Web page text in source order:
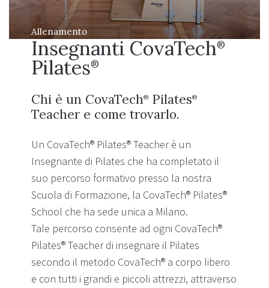
Allenamento
Insegnanti CovaTech®
Pilates®
Chi è un CovaTech® Pilates®
Teacher e come trovarlo.
Un CovaTech® Pilates® Teacher è un
Insegnante di Pilates che ha completato il
suo percorso formativo presso la nostra
Scuola di Formazione, la CovaTech® Pilates®
School che ha sede unica a Milano.
Tale percorso consente ad ogni CovaTech®
Pilates® Teacher di insegnare il Pilates
secondo il metodo CovaTech® a corpo libero
e con tutti i grandi e piccoli attrezzi, attraverso